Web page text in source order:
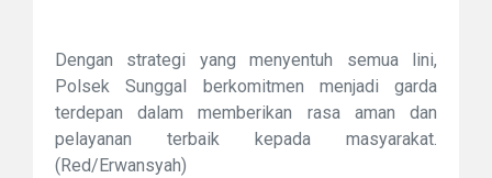
Dengan strategi yang menyentuh semua lini,
Polsek Sunggal berkomitmen menjadi garda
terdepan dalam memberikan rasa aman dan
pelayanan terbaik kepada masyarakat.
(Red/Erwansyah)